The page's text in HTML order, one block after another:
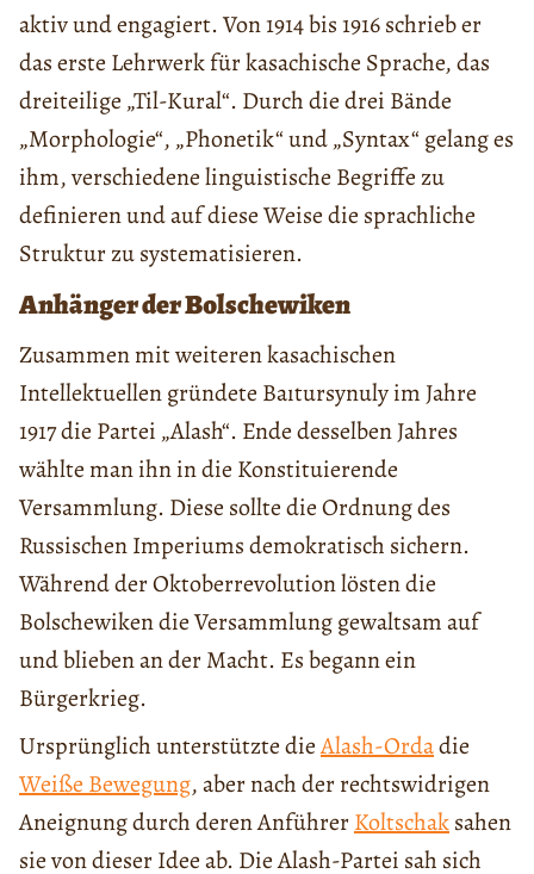
aktiv und engagiert. Von 1914 bis 1916 schrieb er
das erste Lehrwerk für kasachische Sprache, das
dreiteilige „Til-Kural“. Durch die drei Bände
„Morphologie“, „Phonetik“ und „Syntax“ gelang es
ihm, verschiedene linguistische Begriffe zu
definieren und auf diese Weise die sprachliche
Struktur zu systematisieren.
Anhänger der Bolschewiken
Zusammen mit weiteren kasachischen
Intellektuellen gründete Baıtursynuly im Jahre
1917 die Partei „Alash“. Ende desselben Jahres
wählte man ihn in die Konstituierende
Versammlung. Diese sollte die Ordnung des
Russischen Imperiums demokratisch sichern.
Während der Oktoberrevolution lösten die
Bolschewiken die Versammlung gewaltsam auf
und blieben an der Macht. Es begann ein
Bürgerkrieg.
Ursprünglich unterstützte dieAlash-Ordadie
Weiße Bewegung, aber nach der rechtswidrigen
Aneignung durch deren AnführerKoltschaksahen
sie von dieser Idee ab. Die Alash-Partei sah sich